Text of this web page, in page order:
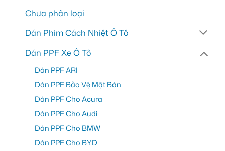
Chưa phân loại
Dán Phim Cách Nhiệt Ô Tô
Dán PPF Xe Ô Tô
Dán PPF ARI
Dán PPF Bảo Vệ Mặt Bàn
Dán PPF Cho Acura
Dán PPF Cho Audi
Dán PPF Cho BMW
Dán PPF Cho BYD